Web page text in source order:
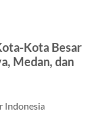
Kota Besar
Medan, dan
Indonesia